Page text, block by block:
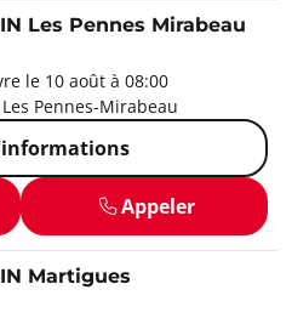
Les Pennes Mirabeau
le 10 août à 08:00
Pennes-Mirabeau
Appeler
Martigues